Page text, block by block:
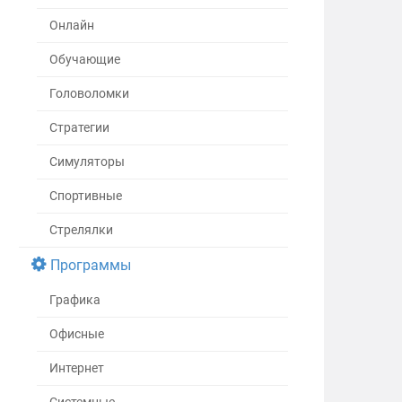
Онлайн
Обучающие
Головоломки
Стратегии
Симуляторы
Спортивные
Стрелялки
Программы
Графика
Офисные
Интернет